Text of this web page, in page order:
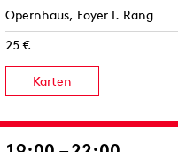
Opernhaus, Foyer I. Rang
25 €
Karten